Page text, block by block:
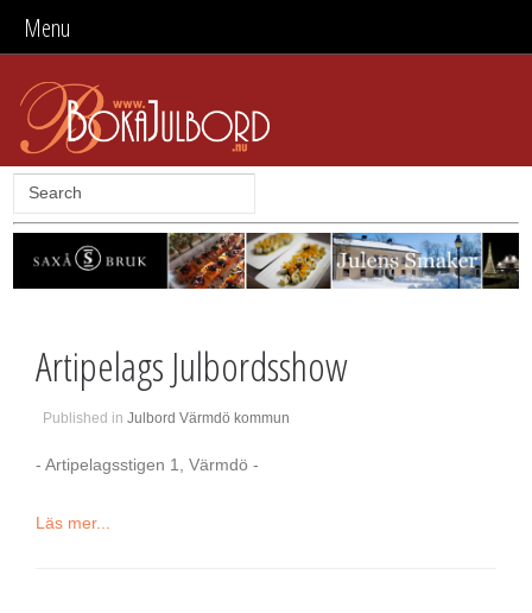
Menu
Artipelags Julbordsshow
Published in Julbord Värmdö kommun
- Artipelagsstigen 1, Värmdö -
Läs mer...